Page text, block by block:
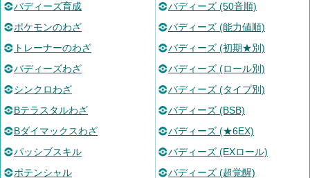
バディーズ育成
ポケモンのわざ
トレーナーのわざ
バディーズわざ
シンクロわざ
Bテラスタルわざ
Bダイマックスわざ
パッシブスキル
ポテンシャル
バディーズ (50音順)
バディーズ (能力値順)
バディーズ (初期★別)
バディーズ (ロール別)
バディーズ (タイプ別)
バディーズ (BSB)
バディーズ (★6EX)
バディーズ (EXロール)
バディーズ (超覚醒)